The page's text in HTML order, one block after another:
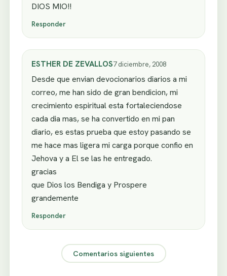
DIOS MIO!!
Responder
ESTHER DE ZEVALLOS7 diciembre, 2008
Desde que envian devocionarios diarios a mi
correo, me han sido de gran bendicion, mi
crecimiento espiritual esta fortaleciendose
cada dia mas, se ha convertido en mi pan
diario, es estas prueba que estoy pasando se
me hace mas ligera mi carga porque confio en
Jehova y a El se las he entregado.
gracias
que Dios los Bendiga y Prospere
grandemente
Responder
Comentarios siguientes